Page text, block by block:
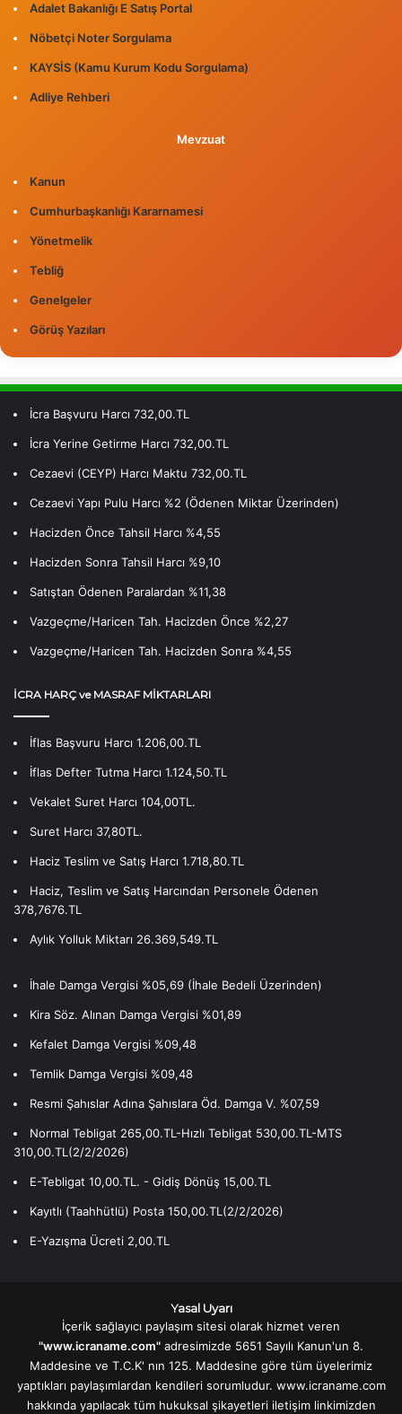
Adalet Bakanlığı E Satış Portal
Nöbetçi Noter Sorgulama
KAYSİS (Kamu Kurum Kodu Sorgulama)
Adliye Rehberi
Mevzuat
Kanun
Cumhurbaşkanlığı Kararnamesi
Yönetmelik
Tebliğ
Genelgeler
Görüş Yazıları
İcra Başvuru Harcı 732,00.TL
İcra Yerine Getirme Harcı 732,00.TL
Cezaevi (CEYP) Harcı Maktu 732,00.TL
Cezaevi Yapı Pulu Harcı %2 (Ödenen Miktar Üzerinden)
Hacizden Önce Tahsil Harcı %4,55
Hacizden Sonra Tahsil Harcı %9,10
Satıştan Ödenen Paralardan %11,38
Vazgeçme/Haricen Tah. Hacizden Önce %2,27
Vazgeçme/Haricen Tah. Hacizden Sonra %4,55
İCRA HARÇ ve MASRAF MİKTARLARI
İflas Başvuru Harcı 1.206,00.TL
İflas Defter Tutma Harcı 1.124,50.TL
Vekalet Suret Harcı 104,00TL.
Suret Harcı 37,80TL.
Haciz Teslim ve Satış Harcı 1.718,80.TL
Haciz, Teslim ve Satış Harcından Personele Ödenen
378,7676.TL
Aylık Yolluk Miktarı 26.369,549.TL
İhale Damga Vergisi %05,69 (İhale Bedeli Üzerinden)
Kira Söz. Alınan Damga Vergisi %01,89
Kefalet Damga Vergisi %09,48
Temlik Damga Vergisi %09,48
Resmi Şahıslar Adına Şahıslara Öd. Damga V. %07,59
Normal Tebligat 265,00.TL-Hızlı Tebligat 530,00.TL-MTS
310,00.TL(2/2/2026)
E-Tebligat 10,00.TL. - Gidiş Dönüş 15,00.TL
Kayıtlı (Taahhütlü) Posta 150,00.TL(2/2/2026)
E-Yazışma Ücreti 2,00.TL
Yasal Uyarı
İçerik sağlayıcı paylaşım sitesi olarak hizmet veren
"www.icraname.com" adresimizde 5651 Sayılı Kanun'un 8.
Maddesine ve T.C.K' nın 125. Maddesine göre tüm üyelerimiz
yaptıkları paylaşımlardan kendileri sorumludur. www.icraname.com
hakkında yapılacak tüm hukuksal şikayetleri iletişim linkimizden